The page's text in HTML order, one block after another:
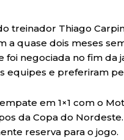
treinador Thiago
a quase dois meses
negociada no fim da
equipes e preferiram
em 1×1 com o
da Copa do Nordeste.
reserva para o jogo.